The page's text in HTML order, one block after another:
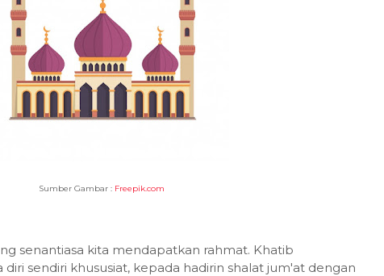
Sumber Gambar : Freepik.com
senantiasa kita mendapatkan rahmat. Khatib
sendiri khususiat, kepada hadirin shalat jum'at dengan